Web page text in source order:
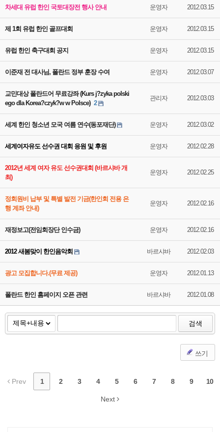
차세대 유럽 한인 국토대장전 행사 안내 운영자 2012.03.15
제 1회 유럽 한인 골프대회 운영자 2012.03.15
유럽 한인 축구대회 공지 운영자 2012.03.15
이준재 전 대사님, 폴란드 정부 훈장 수여 운영자 2012.03.07
교민대상 폴란드어 무료강좌 (Kurs j?zyka polski
ego dla Korea?czyk?w w Polsce) 2
관리자 2012.03.03
세계 한인 청소년 모국 여름 연수(동포재단) 운영자 2012.03.02
세계여자유도 선수권 대회 응원 및 후원 운영자 2012.02.28
2012년 세계 여자 유도 선수권대회 (바르샤바 개
최)
운영자 2012.02.25
정회원비 납부 및 특별 발전 기금(한인회 전용 은
행 계좌 안내)
운영자 2012.02.16
재정보고(전임회장단 인수금) 운영자 2012.02.16
2012 새봄맞이 한인음악회 바르샤바 2012.02.03
광고 모집합니다.(무료 제공) 운영자 2012.01.13
폴란드 한인 홈페이지 오픈 관련 바르샤바 2012.01.08
검색
쓰기
Prev 1 2 3 4 5 6 7 8 9 10
Next